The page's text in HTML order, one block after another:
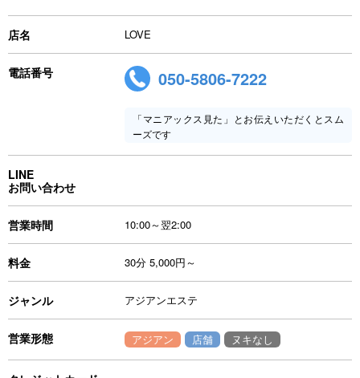
店名 LOVE
電話番号 050-5806-7222
「マニアックス見た」とお伝えいただくとスム
ーズです
LINE
お問い合わせ
営業時間 10:00～翌2:00
料金 30分 5,000円～
ジャンル アジアンエステ
営業形態 アジアン 店舗 ヌキなし